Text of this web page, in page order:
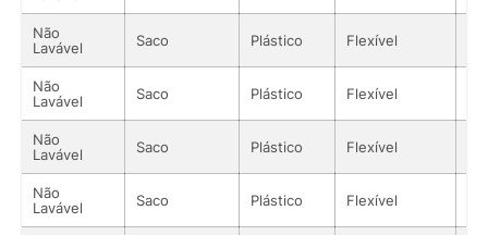
Não
Lavável
Saco Plástico Flexível
Não
Lavável
Saco Plástico Flexível
Não
Lavável
Saco Plástico Flexível
Não
Lavável
Saco Plástico Flexível